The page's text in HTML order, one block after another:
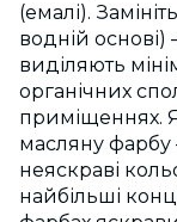
(емалі).
водній основі)
виділяють
органічних
приміщеннях.
масляну фарбу
неяскраві
найбільші